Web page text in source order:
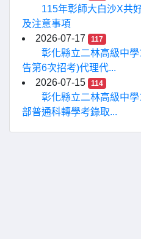
115年彰師大白沙X共
及注意事項
2026-07-17
117
彰化縣立二林高級中
告第6次招考)代理代...
2026-07-15
114
彰化縣立二林高級中
部普通科轉學考錄取...